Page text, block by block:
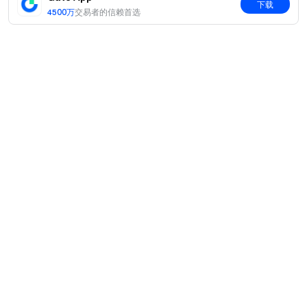
4500万交易者的信赖首选
下载